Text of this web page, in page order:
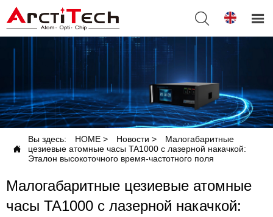
 

Вы здесь: HOME > Новости >
Малогабаритные
цезиевые атомные часы TA1000 с лазерной накачкой:
Эталон высокоточного время-частотного поля
Малогабаритные цезиевые атомные
часы TA1000 с лазерной накачкой: